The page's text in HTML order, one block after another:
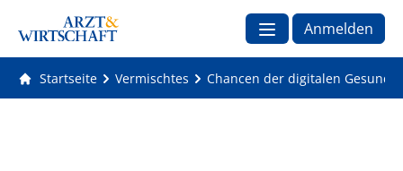
Anmelden
Startseite Vermischtes Chancen der digitalen